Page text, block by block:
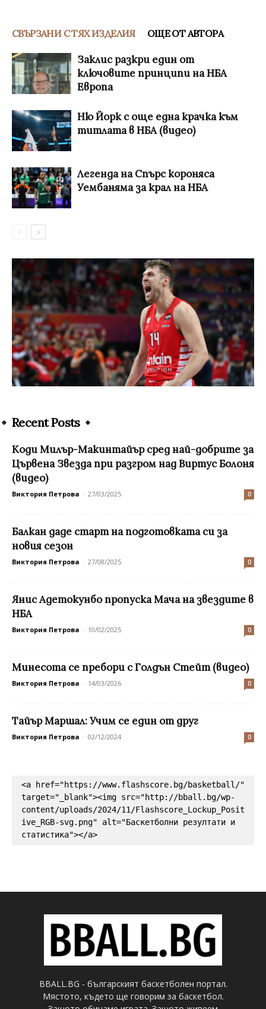
СВЪРЗАНИ С ТЯХ ИЗДЕЛИЯ ОЩЕ ОТ АВТОРА
Заклис разкри един от
ключовите принципи на НБА
Европа
Ню Йорк с още една крачка към
титлата в НБА (видео)
Легенда на Спърс короняса
Уембаняма за крал на НБА
Recent Posts
Коди Милър-Макинтайър сред най-добрите за
Цървена Звезда при разгром над Виртус Болоня
(видео)
Виктория Петрова - 27/03/2025 0
Балкан даде старт на подготовката си за
новия сезон
Виктория Петрова - 27/08/2025 0
Янис Адетокунбо пропуска Мача на звездите в
НБА
Виктория Петрова - 10/02/2025 0
Минесота се пребори с Голдън Стейт (видео)
Виктория Петрова - 14/03/2026 0
Тайър Маршал: Учим се един от друг
Виктория Петрова - 02/12/2024 0
<a href="https://www.flashscore.bg/basketball/"
target="_blank"><img src="http://bball.bg/wp-
content/uploads/2024/11/Flashscore_Lockup_Posit
ive_RGB-svg.png" alt="Баскетболни резултати и
статистика"></a>
BBALL.BG - българският баскетболен портал.
Мястото, където ще говорим за баскетбол.